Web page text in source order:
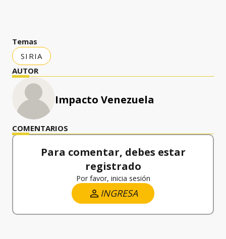
Temas
SIRIA
AUTOR
Impacto Venezuela
COMENTARIOS
Para comentar, debes estar
registrado
Por favor, inicia sesión
INGRESA